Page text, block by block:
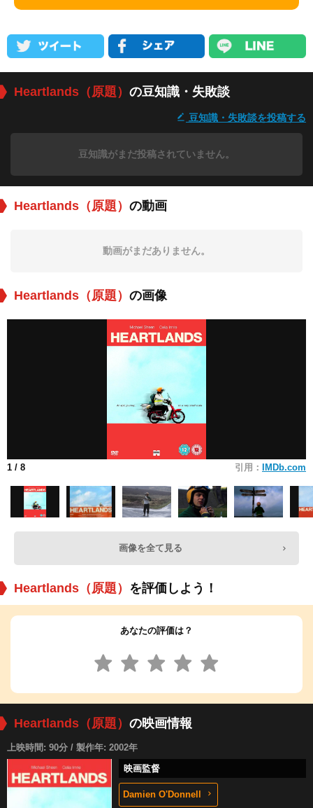
Heartlands（原題） の豆知識・失敗談
豆知識・失敗談を投稿する
豆知識がまだ投稿されていません。
Heartlands（原題） の動画
動画がまだありません。
Heartlands（原題） の画像
1 / 8 引用： IMDb.com
画像を全て見る
Heartlands（原題） を評価しよう！
あなたの評価は？
Heartlands（原題） の映画情報
上映時間: 90分 / 製作年: 2002年
映画監督
Damien O'Donnell